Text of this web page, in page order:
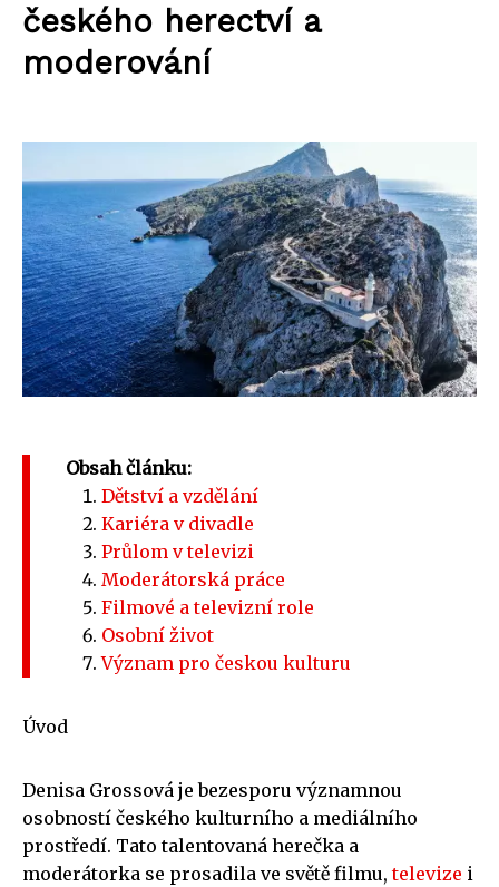
českého herectví a
moderování
Obsah článku:
Dětství a vzdělání
Kariéra v divadle
Průlom v televizi
Moderátorská práce
Filmové a televizní role
Osobní život
Význam pro českou kulturu
Úvod
Denisa Grossová je bezesporu významnou
osobností českého kulturního a mediálního
prostředí. Tato talentovaná herečka a
moderátorka se prosadila ve světě filmu,televize i